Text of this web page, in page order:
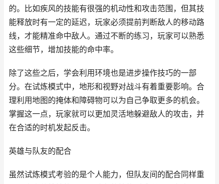
的。比如疾风的技能有很强的机动性和攻击范围，但其技
能释放时有一定的延迟，玩家必须提前判断敌人的移动路
线，才能精准命中敌人。通过不断的练习，玩家可以熟悉
这些细节，增加技能的命中率。
除了这些之后，学会利用环境也是进步操作技巧的一部
分。在试炼模式中，地形和视野对战斗有着重要影响。合
理利用地图的掩体和障碍物可以为自己争取更多的机会。
掌握这一点，玩家就可以更加灵活地躲避敌人的攻击，并
在合适的时机发起反击。
英雄与队友的配合
虽然试炼模式考验的是个人能力，但队友间的配合同样重